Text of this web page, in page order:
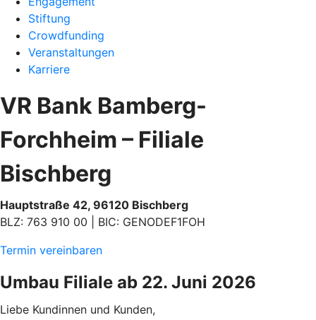
Stiftung
Crowdfunding
Veranstaltungen
Karriere
VR Bank Bamberg-
Forchheim – Filiale
Bischberg
Hauptstraße 42, 96120 Bischberg
BLZ: 763 910 00 | BIC: GENODEF1FOH
Termin vereinbaren
Umbau Filiale ab 22. Juni 2026
Liebe Kundinnen und Kunden,